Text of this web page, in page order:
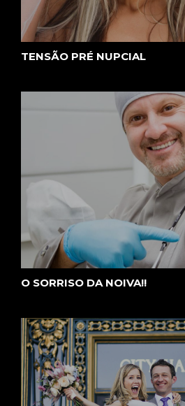
TENSÃO PRÉ NUPCIAL
O SORRISO DA NOIVA!!